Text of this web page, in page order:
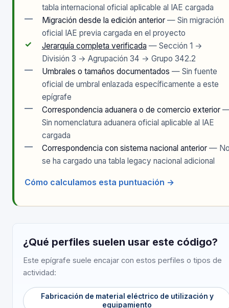
tabla internacional oficial aplicable al IAE cargada
— Migración desde la edición anterior — Sin migración
oficial IAE previa cargada en el proyecto
✓ Jerarquía completa verificada — Sección 1 →
División 3 → Agrupación 34 → Grupo 342.2
— Umbrales o tamaños documentados — Sin fuente
oficial de umbral enlazada específicamente a este
epígrafe
— Correspondencia aduanera o de comercio exterior
Sin nomenclatura aduanera oficial aplicable al IAE
cargada
— Correspondencia con sistema nacional anterior —
se ha cargado una tabla legacy nacional adicional
Cómo calculamos esta puntuación →
¿Qué perfiles suelen usar este código?
Este epígrafe suele encajar con estos perfiles o tipos de
actividad:
Fabricación de material eléctrico de utilización y
equipamiento